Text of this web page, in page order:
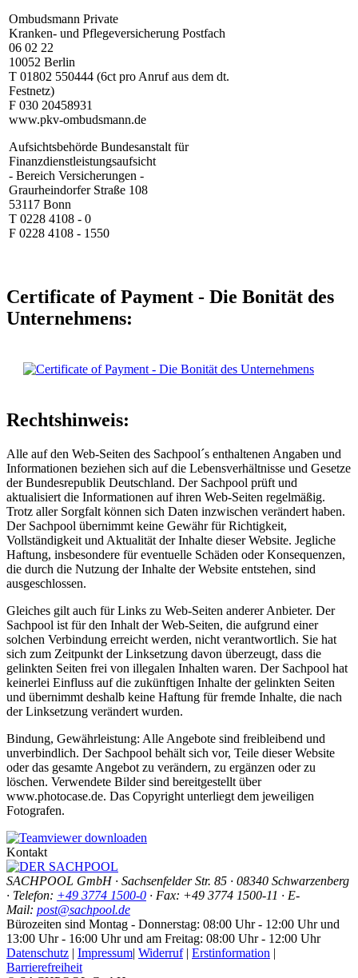
Ombudsmann Private
Kranken- und Pflegeversicherung Postfach
06 02 22
10052 Berlin
T 01802 550444 (6ct pro Anruf aus dem dt.
Festnetz)
F 030 20458931
www.pkv-ombudsmann.de
Aufsichtsbehörde Bundesanstalt für
Finanzdienstleistungsaufsicht
- Bereich Versicherungen -
Graurheindorfer Straße 108
53117 Bonn
T 0228 4108 - 0
F 0228 4108 - 1550
Certificate of Payment - Die Bonität des
Unternehmens:
Rechtshinweis:
Alle auf den Web-Seiten des Sachpool´s enthaltenen Angaben und
Informationen beziehen sich auf die Lebensverhältnisse und Gesetze
der Bundesrepublik Deutschland. Der Sachpool prüft und
aktualisiert die Informationen auf ihren Web-Seiten regelmäßig.
Trotz aller Sorgfalt können sich Daten inzwischen verändert haben.
Der Sachpool übernimmt keine Gewähr für Richtigkeit,
Vollständigkeit und Aktualität der Inhalte dieser Website. Jegliche
Haftung, insbesondere für eventuelle Schäden oder Konsequenzen,
die durch die Nutzung der Inhalte der Website entstehen, sind
ausgeschlossen.
Gleiches gilt auch für Links zu Web-Seiten anderer Anbieter. Der
Sachpool ist für den Inhalt der Web-Seiten, die aufgrund einer
solchen Verbindung erreicht werden, nicht verantwortlich. Sie hat
sich zum Zeitpunkt der Linksetzung davon überzeugt, dass die
gelinkten Seiten frei von illegalen Inhalten waren. Der Sachpool hat
keinerlei Einfluss auf die zukünftigen Inhalte der gelinkten Seiten
und übernimmt deshalb keine Haftung für fremde Inhalte, die nach
der Linksetzung verändert wurden.
Bindung, Gewährleistung: Alle Angebote sind freibleibend und
unverbindlich. Der Sachpool behält sich vor, Teile dieser Website
oder das gesamte Angebot zu verändern, zu ergänzen oder zu
löschen. Verwendete Bilder sind bereitgestellt über
www.photocase.de. Das Copyright unterliegt dem jeweiligen
Fotografen.
Kontakt
SACHPOOL GmbH · Sachsenfelder Str. 85 · 08340 Schwarzenberg
· Telefon: +49 3774 1500-0 · Fax: +49 3774 1500-11 · E-
Mail: post@sachpool.de
Bürozeiten sind Montag - Donnerstag: 08:00 Uhr - 12:00 Uhr und
13:00 Uhr - 16:00 Uhr und am Freitag: 08:00 Uhr - 12:00 Uhr
Datenschutz | Impressum| Widerruf| Erstinformation |
Barrierefreiheit